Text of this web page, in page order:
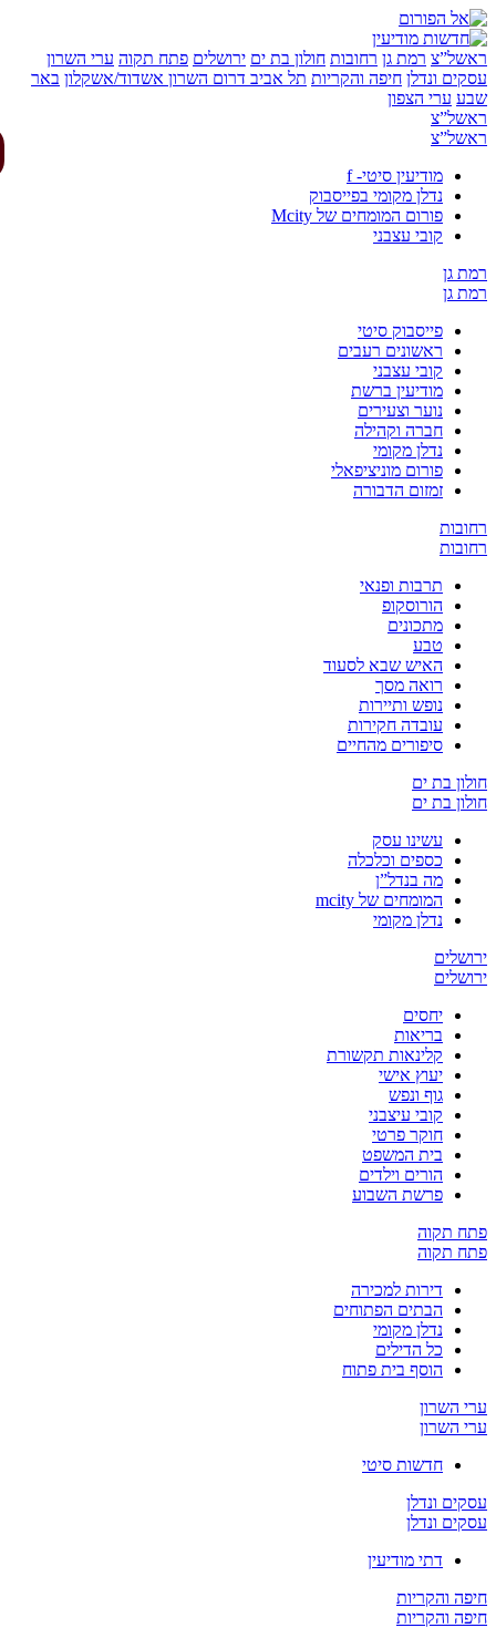
רמת גן רחובות חולון בת ים ירושלים פתח תקוה ערי השרון
ונדלן חיפה והקריות תל אביבדרום השרוןאשדוד/אשקלון באר
ערי הצפון
מודיעין סיטי- f
נדלן מקומי בפייסבוק
פורום המומחים של Mcity
קובי עצבני
גן
גן
פייסבוק סיטי
ראשונים רעבים
קובי עצבני
מודיעין ברשת
נוער וצעירים
חברה וקהילה
נדלן מקומי
פורום מוניציפאלי
זמזום הדבורה
תרבות ופנאי
הורוסקופ
מתכונים
טבע
האיש שבא לסעוד
רואה מסך
נופש ותיירות
עובדה חקירות
סיפורים מהחיים
בת ים
בת ים
עשינו עסק
כספים וכלכלה
מה בנדל”ן
המומחים של mcity
נדלן מקומי
יחסים
בריאות
קלינאות תקשורת
יעוץ אישי
גוף ונפש
קובי עיצבני
חוקר פרטי
בית המשפט
הורים וילדים
פרשת השבוע
תקוה
תקוה
דירות למכירה
הבתים הפתוחים
נדלן מקומי
כל הדילים
הוסף בית פתוח
השרון
השרון
חדשות סיטי
ונדלן
ונדלן
דתי מודיעין
והקריות
והקריות